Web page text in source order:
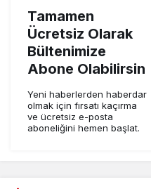
Tamamen
Ücretsiz Olarak
Bültenimize
Abone Olabilirsin
Yeni haberlerden haberdar
olmak için fırsatı kaçırma
ve ücretsiz e-posta
aboneliğini hemen başlat.